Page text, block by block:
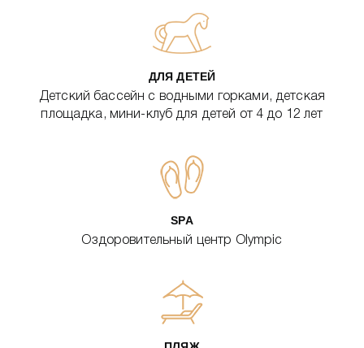
ДЛЯ ДЕТЕЙ
Детский бассейн с водными горками, детская
площадка, мини-клуб для детей от 4 до 12 лет
SPA
Оздоровительный центр Olympic